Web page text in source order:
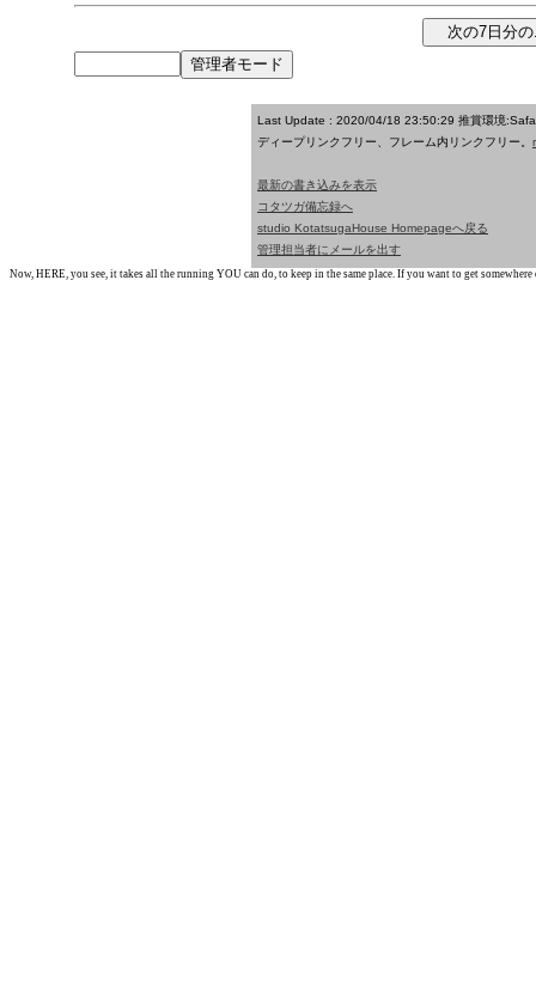
Last Update : 2020/04/18 23:50:29 推賞環境
ディープリンクフリー、フレーム内リンクフリー。
最新の書き込みを表示
コタツガ備忘録へ
studio KotatsugaHouse Homepageへ戻る
管理担当者にメールを出す
Now, HERE, you see, it takes all the running YOU can do, to keep in the same place. If you want to get